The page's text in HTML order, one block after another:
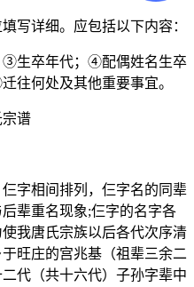
写详细。应包括以下内容：
生卒年代；④配偶姓名生卒
往何处及其他重要事宜。
字相间排列，仨字名的同辈
辈重名现象;仨字的名字各
我唐氏宗族以后各代次序清
旺庄的宫兆基（祖辈三余二
代（共十六代）子孙字辈中